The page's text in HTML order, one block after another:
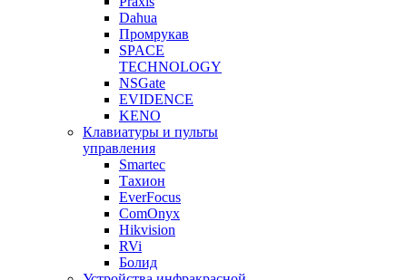
Dahua
Промрукав
SPACE
TECHNOLOGY
NSGate
EVIDENCE
KENO
Клавиатуры и пульты
управления
Smartec
Тахион
EverFocus
ComOnyx
Hikvision
RVi
Болид